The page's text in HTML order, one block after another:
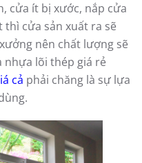
cửa ít bị xước, nắp cửa
cửa sản xuất ra sẽ
nên chất lượng sẽ
nhựa lõi thép giá rẻ
cả phải chăng là sự lựa